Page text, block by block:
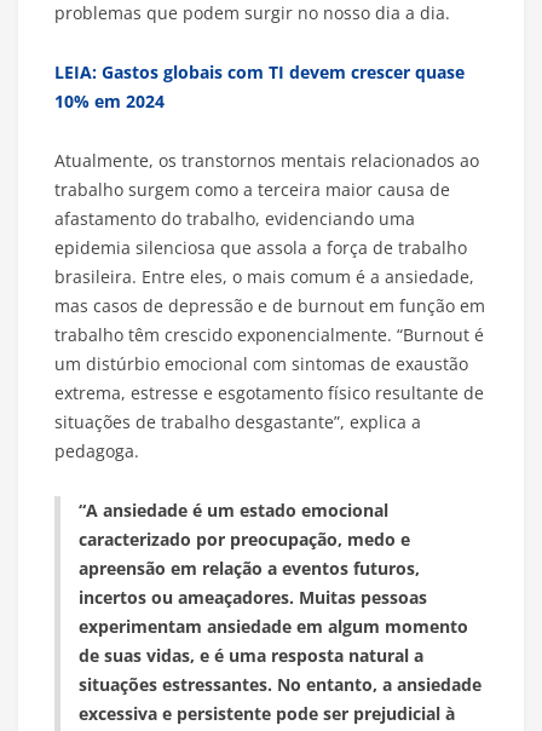
problemas que podem surgir no nosso dia a dia.
LEIA: Gastos globais com TI devem crescer quase
10% em 2024
Atualmente, os transtornos mentais relacionados ao
trabalho surgem como a terceira maior causa de
afastamento do trabalho, evidenciando uma
epidemia silenciosa que assola a força de trabalho
brasileira. Entre eles, o mais comum é a ansiedade,
mas casos de depressão e de burnout em função em
trabalho têm crescido exponencialmente. “Burnout é
um distúrbio emocional com sintomas de exaustão
extrema, estresse e esgotamento físico resultante de
situações de trabalho desgastante”, explica a
pedagoga.
“A ansiedade é um estado emocional
caracterizado por preocupação, medo e
apreensão em relação a eventos futuros,
incertos ou ameaçadores. Muitas pessoas
experimentam ansiedade em algum momento
de suas vidas, e é uma resposta natural a
situações estressantes. No entanto, a ansiedade
excessiva e persistente pode ser prejudicial à